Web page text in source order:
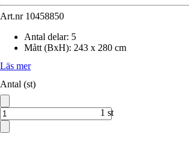
Art.nr 10458850
Antal delar: 5
Mått (BxH): 243 x 280 cm
Läs mer
Antal (st)
1 st